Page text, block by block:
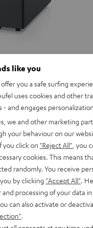
like you
you a safe surfing
uses cookies and other
- and engages
we and other marketing
your behaviour on our
you click on "Reject All" , you
cookies. This means
randomly. You receive
by clicking "Accept All" .
processing of your data
can also activate or